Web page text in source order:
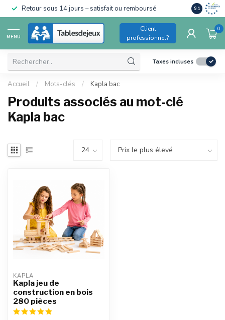
Retour sous 14 jours – satisfait ou remboursé Conforme
pour
9.1
MENU
Client
professionnel?
0
Taxes incluses
Accueil / Mots-clés / Kapla bac
Produits associés au mot-clé
Kapla bac
KAPLA
Kapla jeu de
construction en bois
280 pièces